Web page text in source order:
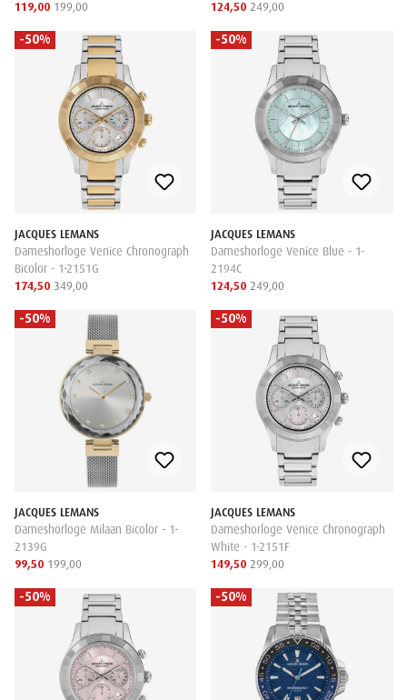
119,00 199,00 124,50 249,00
-50%
JACQUES LEMANS
Dameshorloge Venice Chronograph
Bicolor - 1-2151G
174,50 349,00
-50%
JACQUES LEMANS
Dameshorloge Venice Blue - 1-
2194C
124,50 249,00
-50%
JACQUES LEMANS
Dameshorloge Milaan Bicolor - 1-
2139G
99,50 199,00
-50%
JACQUES LEMANS
Dameshorloge Venice Chronograph
White - 1-2151F
149,50 299,00
-50% -50%